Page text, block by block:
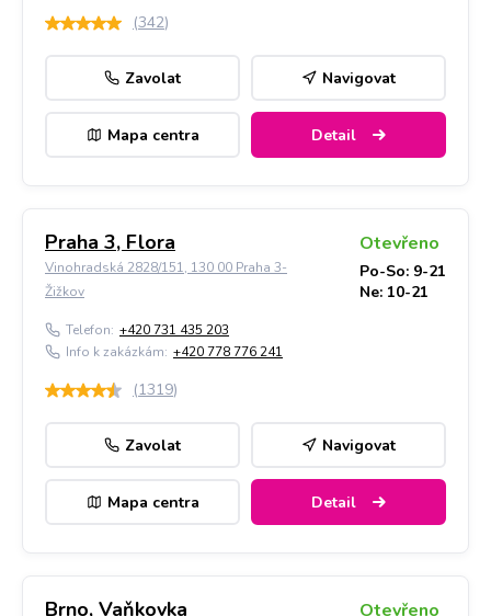
(342)
Zavolat Navigovat
Mapa centra Detail
Praha 3, Flora
Vinohradská 2828/151, 130 00 Praha 3-
Žižkov
Otevřeno
Po-So: 9-21
Ne: 10-21
Telefon: +420 731 435 203
Info k zakázkám: +420 778 776 241
(1319)
Zavolat Navigovat
Mapa centra Detail
Brno, Vaňkovka Otevřeno